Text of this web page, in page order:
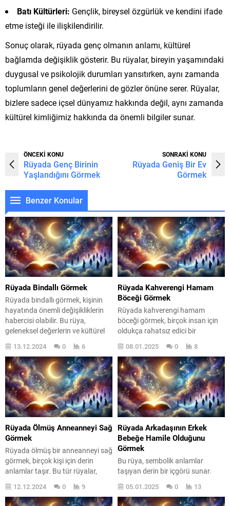
Batı Kültürleri: Gençlik, bireysel özgürlük ve kendini ifade
etme isteği ile ilişkilendirilir.
Sonuç olarak, rüyada genç olmanın anlamı, kültürel
bağlamda değişiklik gösterir. Bu rüyalar, bireyin yaşamındaki
duygusal ve psikolojik durumları yansıtırken, aynı zamanda
toplumların genel değerlerini de gözler önüne serer. Rüyalar,
bizlere sadece içsel dünyamız hakkında değil, aynı zamanda
kültürel kimliğimiz hakkında da önemli bilgiler sunar.
ÖNCEKİ KONU
Rüyada Genç Birinin
Yaşlandığını Görmek
SONRAKİ KONU
Rüyada Geniş Bir Ev
Görmek
Benzer Konular
Rüyada Bindallı Görmek
Rüyada bindallı görmek, kişinin
hayatında önemli değişikliklerin
habercisi olabilir. Bu rüya,
geleneksel değerlerin ve kültürel
mirasın önemini vurgular.
Rüyaların, bilinçaltımızın
derinliklerinden gelen mesajlar
olduğunu düşünürsek, bindallı
gibi sembolik bir kıyafetin
görülmesi, geçmişle olan
bağlarımızı sorgulamamıza neden
olabilir. Belki de aile
büyüklerimizin hikayelerini
hatırlatıyor ya da köklerimize olan
bağlılığımızı yeniden gözden...
13.12.2024 0 6
Rüyada Kahverengi Hamam
Böceği Görmek
Rüyada kahverengi hamam
böceği görmek, birçok insan için
oldukça rahatsız edici bir
deneyimdir. Bu tür rüyalar,
genellikle içsel korkuların ve
kaygıların bir yansıması olarak
yorumlanır. Peki, bu rüyaların
arkasında yatan gerçek anlam
nedir? Rüya tabircilerine göre,
kahverengi hamam böceği, korku,
rahatsızlık ve bazen de kayıp
hissini simgeler. Bu rüyayı gören...
08.01.2025 0 8
Rüyada Ölmüş Anneanneyi Sağ
Görmek
Rüyada ölmüş bir anneanneyi sağ
görmek, birçok kişi için derin
anlamlar taşır. Bu tür rüyalar,
genellikle kayıplarımızla olan
ilişkimiz ve duygusal
durumlarımız hakkında önemli
12.12.2024 0 9
Rüyada Arkadaşının Erkek
Bebeğe Hamile Olduğunu
Görmek
Bu rüya, sembolik anlamlar
taşıyan derin bir içgörü sunar.
Rüyaların yorumlanması, kişinin
ruh halini ve yaşamındaki
değişimleri anlamasına yardımcı
05.01.2025 0 13